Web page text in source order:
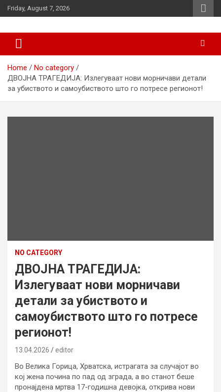
Skip
to
Friday, August 7, 2026
d7-news.com
Home
No category
ДВОЈНА ТРАГЕДИЈА: Излегуваат нови морничави детали
за убиството и самоубиството што го потресе регионот!
NO CATEGORY
ДВОЈНА ТРАГЕДИЈА:
Излегуваат нови морничави
детали за убиството и
самоубиството што го потресе
регионот!
13.04.2026 editor
Во Велика Горица, Хрватска, истрагата за случајот во
кој жена почина по пад од зграда, а во станот беше
пронајдена мртва 17-годишна девојка, открива нови